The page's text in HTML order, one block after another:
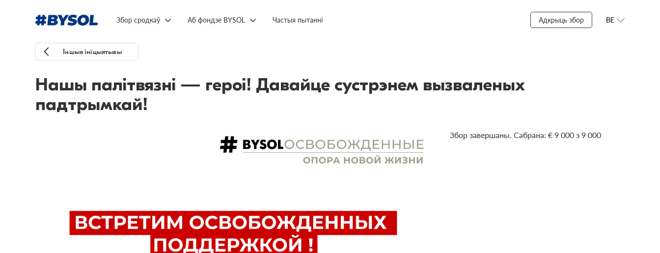
Збор сродкаў Аб фондзе BYSOL Частыя пытанні Адкрыць збор BE
Іншыя ініцыятывы
Нашы палітвязні — героі! Давайце сустрэнем вызваленых
падтрымкай!
Збор завершаны. Сабрана: € 9 000 з 9 000